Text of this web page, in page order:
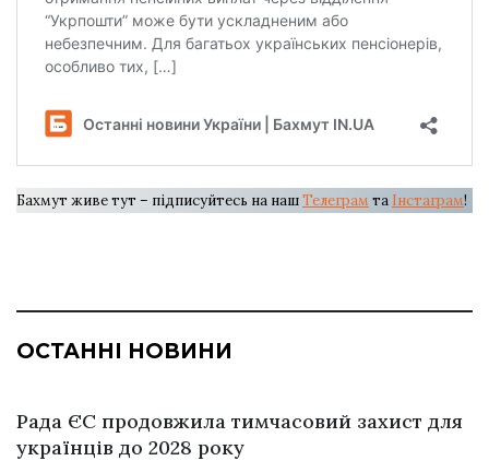
Бахмут живе тут – підписуйтесь на нашТелеграм та Інстаграм!
ОСТАННІ НОВИНИ
Рада ЄС продовжила тимчасовий захист для
українців до 2028 року